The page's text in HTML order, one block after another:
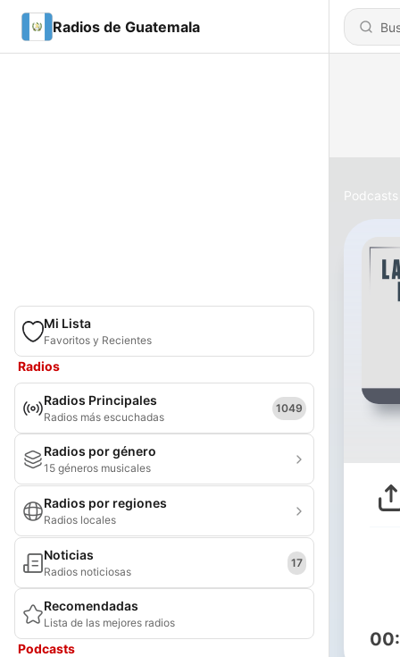
Radios de Guatemala
Mi Lista
Favoritos y Recientes
Radios
Radios Principales
Radios más escuchadas
1049
Radios por género
15 géneros musicales
Radios por regiones
Radios locales
Noticias
Radios noticiosas
17
Recomendadas
Lista de las mejores radios
Podcasts
Podcasts